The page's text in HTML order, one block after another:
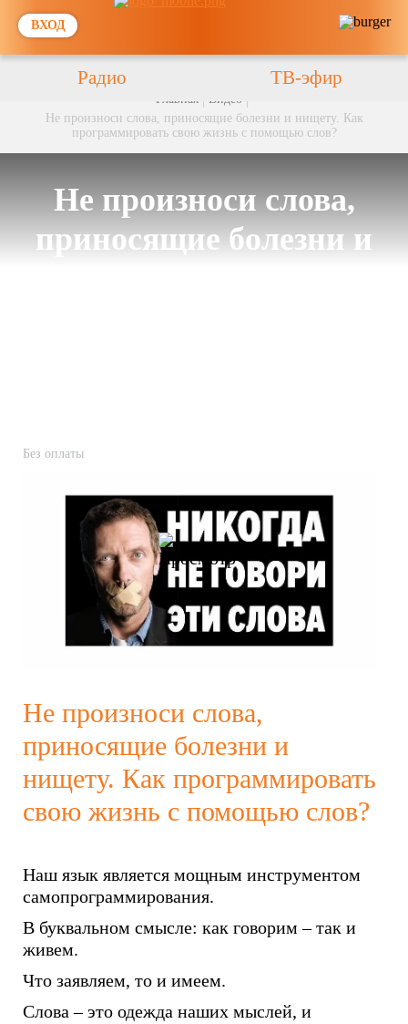
ВХОД
Радио ТВ-эфир
Главная
Видео
Не произноси слова, приносящие болезни и нищету. Как
программировать свою жизнь с помощью слов?
Не произноси слова,
приносящие болезни и
Без оплаты
Не произноси слова,
приносящие болезни и
нищету. Как программировать
свою жизнь с помощью слов?
Наш язык является мощным инструментом
самопрограммирования.
В буквальном смысле: как говорим – так и
живем.
Что заявляем, то и имеем.
Слова – это одежда наших мыслей, и